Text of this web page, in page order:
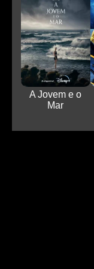
A Jovem e o
Mar